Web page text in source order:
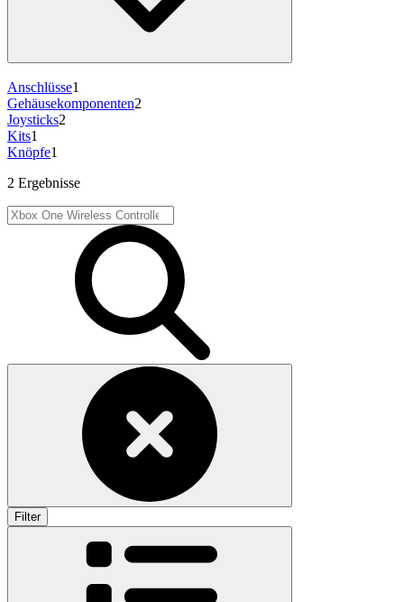
Anschlüsse1
Gehäusekomponenten2
Joysticks2
Kits1
Knöpfe1
2 Ergebnisse
Filter